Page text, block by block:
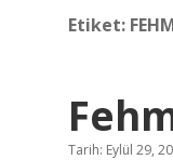
Etiket:
Tarih: Eylül 29,